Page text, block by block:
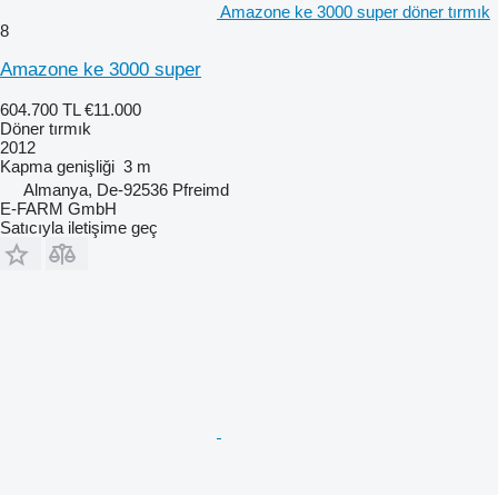
Amazone ke 3000 super döner tırmık
8
Amazone ke 3000 super
604.700 TL €11.000
Döner tırmık
2012
Kapma genişliği 3 m
Almanya, De-92536 Pfreimd
E-FARM GmbH
Satıcıyla iletişime geç